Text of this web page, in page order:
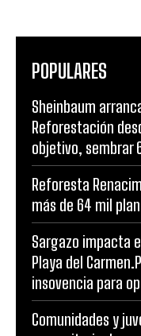
POPULARES
Sheinbaum
Reforestación
objetivo, sembrar
Reforesta
más de 64 mil
Sargazo impacta
Playa del
insovencia para
Comunidades y